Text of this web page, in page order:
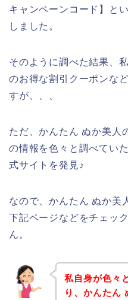
キャンペーンコード】と
しました。
そのように調べた結果、
のお得な割引クーポンな
すが、、、
ただ、かんたん ぬか美人
の情報を色々と調べてい
式サイトを発見♪
なので、かんたん ぬか美
下記ページなどをチェッ
ん。
私自身が色々
り、かんたん